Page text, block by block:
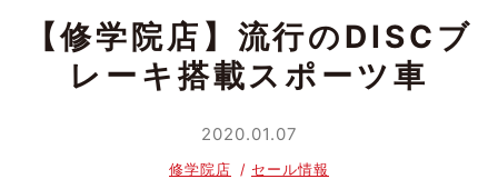
【修学院店】流行のDISCブ
レーキ搭載スポーツ車
2020.01.07
修学院店 セール情報